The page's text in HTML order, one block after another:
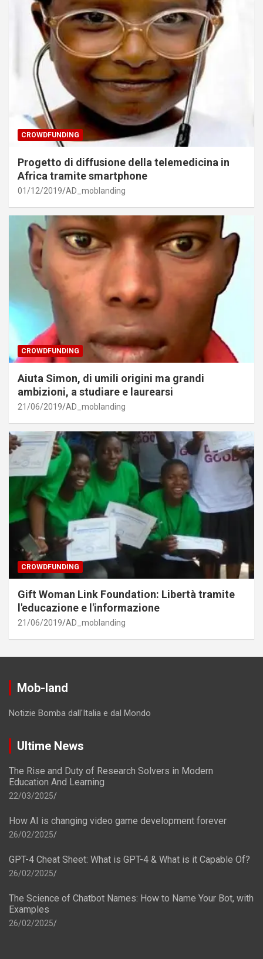
CROWDFUNDING
Progetto di diffusione della telemedicina in
Africa tramite smartphone
01/12/2019 AD_moblanding
CROWDFUNDING
Aiuta Simon, di umili origini ma grandi
ambizioni, a studiare e laurearsi
21/06/2019 AD_moblanding
CROWDFUNDING
Gift Woman Link Foundation: Libertà tramite
l'educazione e l'informazione
21/06/2019 AD_moblanding
Mob-land
Notizie Bomba dall'Italia e dal Mondo
Ultime News
The Rise and Duty of Research Solvers in Modern
Education And Learning
22/03/2025
How AI is changing video game development forever
26/02/2025
GPT-4 Cheat Sheet: What is GPT-4 & What is it Capable Of?
26/02/2025
The Science of Chatbot Names: How to Name Your Bot, with
Examples
26/02/2025